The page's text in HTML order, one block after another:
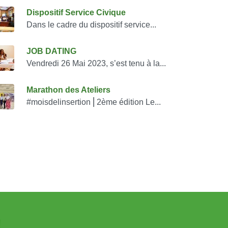
également
Dispositif Service Civique
Dans le cadre du dispositif service...
JOB DATING
Vendredi 26 Mai 2023, s’est tenu à la...
Marathon des Ateliers
#moisdelinsertion ⎜2ème édition Le...